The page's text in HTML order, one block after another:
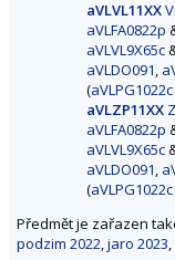
aVLVL11XX
aVLFA0822p
aVLVL9X65c
aVLDO091
(aVLPG1022c
aVLZP11XX
aVLFA0822p
aVLVL9X65c
aVLDO091
(aVLPG1022c
Předmět je zařazen
podzim 2022 jaro 2023